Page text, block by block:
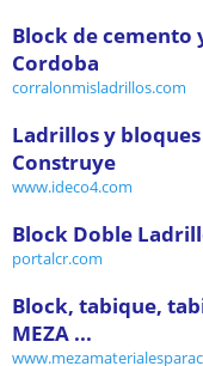
Block de cemento
Cordoba
corralonmisladrillos.com
Ladrillos y
Construye
www.ideco4.com
Block Doble
portalcr.com
Block, tabique,
MEZA ...